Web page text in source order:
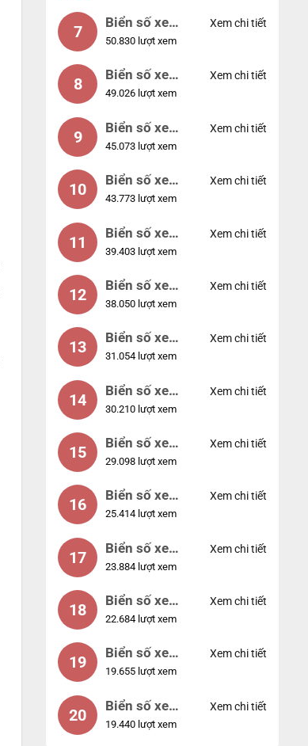
7
Biển số xe
44444
50.830 lượt xem
Xem chi tiết
8
Biển số xe
77777
49.026 lượt xem
Xem chi tiết
9
Biển số xe
55555
45.073 lượt xem
Xem chi tiết
10
Biển số xe
56789
43.773 lượt xem
Xem chi tiết
11
Biển số xe
01234
39.403 lượt xem
Xem chi tiết
12
Biển số xe
33333
38.050 lượt xem
Xem chi tiết
13
Biển số xe
22222
31.054 lượt xem
Xem chi tiết
14
Biển số xe
14953
30.210 lượt xem
Xem chi tiết
15
Biển số xe
24953
29.098 lượt xem
Xem chi tiết
16
Biển số xe
49053
25.414 lượt xem
Xem chi tiết
17
Biển số xe
44953
23.884 lượt xem
Xem chi tiết
18
Biển số xe
74953
22.684 lượt xem
Xem chi tiết
19
Biển số xe
99998
19.655 lượt xem
Xem chi tiết
20
Biển số xe
25525
19.440 lượt xem
Xem chi tiết